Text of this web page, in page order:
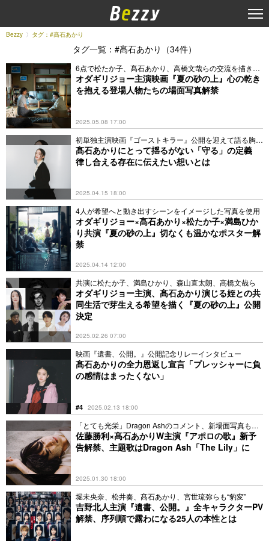
Bezzy タグ：#髙石あかり
タグ一覧：#髙石あかり（34件）
6点で松たか子、髙石あかり、高橋文哉らの交流を描き出
す
オダギリジョー主演映画『夏の砂の上』心の乾き
を抱える登場人物たちの場面写真解禁
2025.05.08 17:00
初単独主演映画『ゴーストキラー』公開を迎えて語る胸の
内
髙石あかりにとって揺るがない「守る」の定義
律し合える存在に伝えたい想いとは
2025.04.15 18:00
4人が希望へと動き出すシーンをイメージした写真を使用
オダギリジョー×髙石あかり×松たか子×満島ひか
り共演『夏の砂の上』切なくも温かなポスター解
禁
2025.04.14 12:00
共演に松たか子、満島ひかり、森山直太朗、高橋文哉ら
オダギリジョー主演、髙石あかり演じる姪との共
同生活で芽生える希望を描く『夏の砂の上』公開
決定
2025.02.26 07:00
映画『遺書、公開。』公開記念リレーインタビュー
髙石あかりの全力恩返し宣言「プレッシャーに負
の感情はまったくない」
#4 2025.02.13 18:00
「とても光栄」Dragon Ashのコメント、新場面写真も到
着
佐藤勝利×髙石あかりW主演『アポロの歌』新予
告解禁、主題歌はDragon Ash「The Lily」に
2025.01.30 18:00
堀未央奈、松井奏、髙石あかり、宮世琉弥らも“豹変”
吉野北人主演『遺書、公開。』全キャラクターPV
解禁、序列順で露わになる25人の本性とは